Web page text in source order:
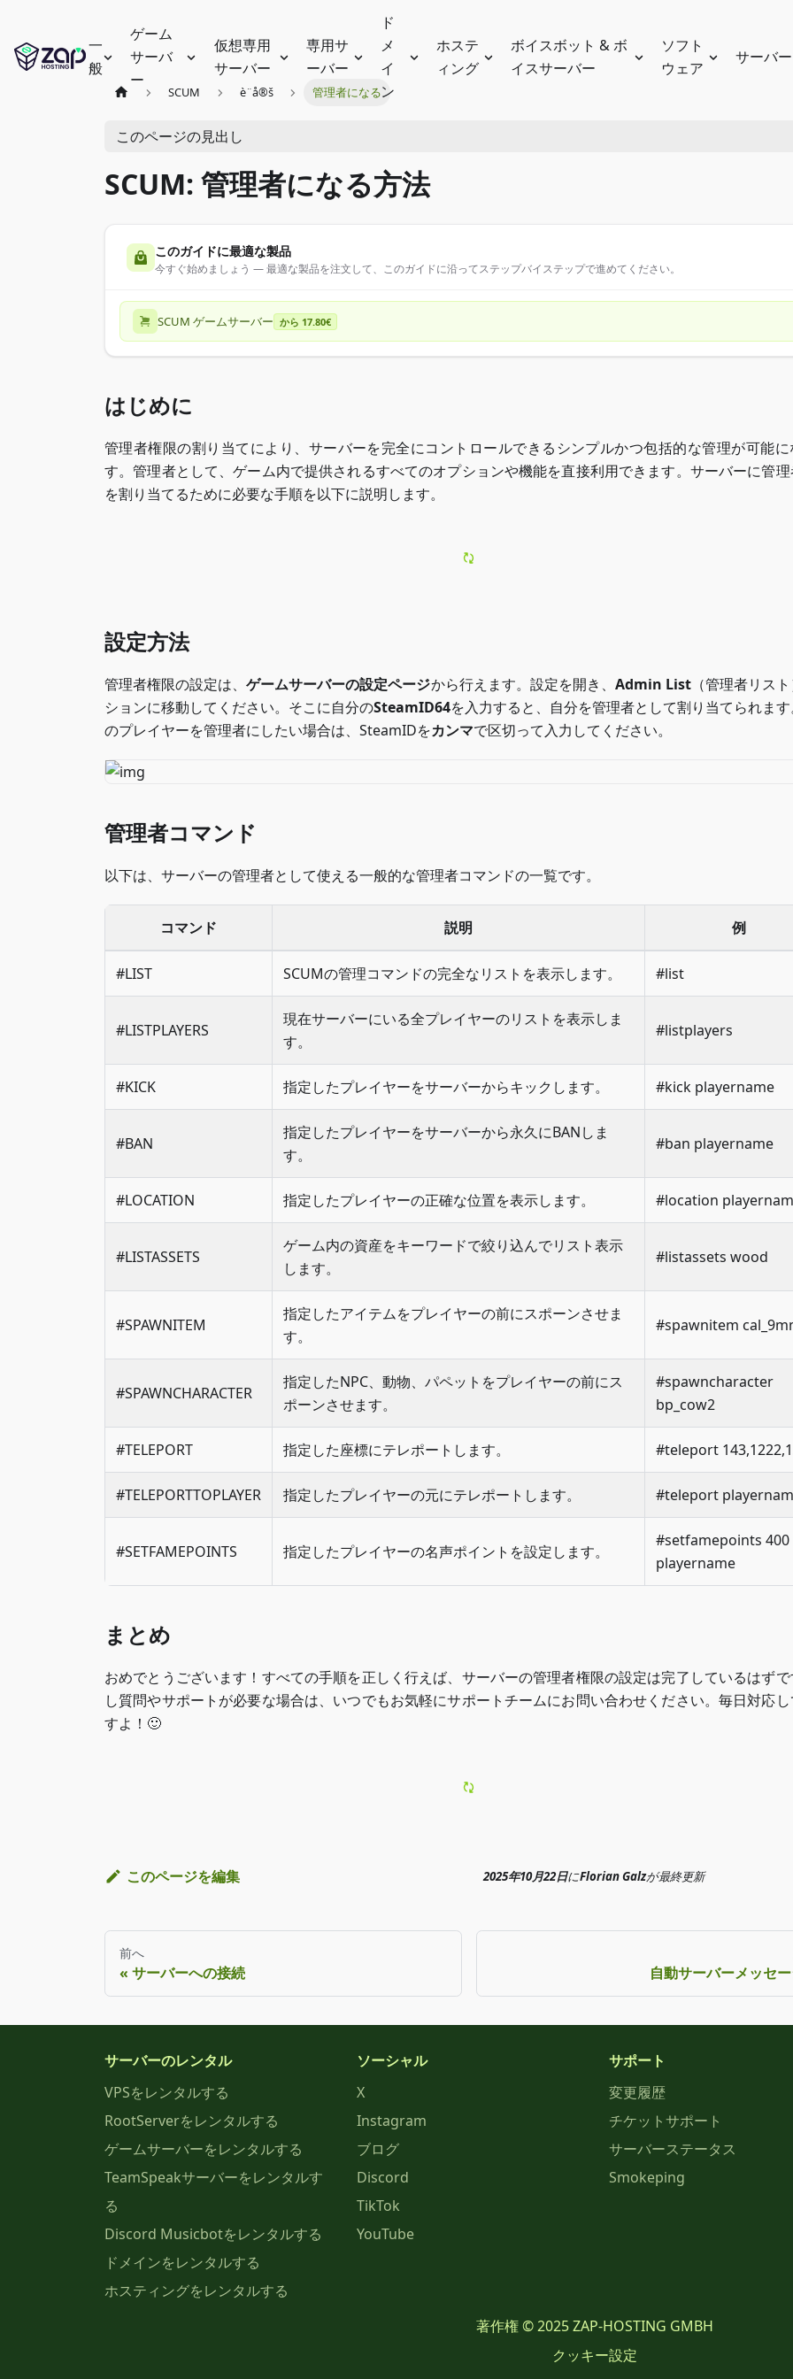
一
般
ゲーム
サーバ
ー
仮想専用
サーバー
専用サ
ーバー
ド
メ
イ
ン
ホステ
ィング
ボイスボット & ボ
イスサーバー
ソフト
ウェア
サーバ
SCUM è¨­å®š 管理者になる
このページの見出し
SCUM: 管理者になる方法
このガイドに最適な製品
今すぐ始めましょう — 最適な製品を注文して、このガイドに沿ってステップバイステップで進めてください。
SCUM ゲームサーバー から 17.80€
はじめに
管理者権限の割り当てにより、サーバーを完全にコントロールできるシンプルかつ包括的な管理が可能に
す。管理者として、ゲーム内で提供されるすべてのオプションや機能を直接利用できます。サーバーに管
を割り当てるために必要な手順を以下に説明します。
設定方法
管理者権限の設定は、ゲームサーバーの設定ページから行えます。設定を開き、 Admin List（管理者リス
ションに移動してください。そこに自分のSteamID64を入力すると、自分を管理者として割り当てられま
のプレイヤーを管理者にしたい場合は、SteamIDをカンマで区切って入力してください。
管理者コマンド
以下は、サーバーの管理者として使える一般的な管理者コマンドの一覧です。
コマンド 説明 例
#LIST SCUMの管理コマンドの完全なリストを表示します。 #list
#LISTPLAYERS
現在サーバーにいる全プレイヤーのリストを表示しま
す。
#listplayers
#KICK 指定したプレイヤーをサーバーからキックします。 #kick playername
#BAN
指定したプレイヤーをサーバーから永久にBANしま
す。
#ban playername
#LOCATION 指定したプレイヤーの正確な位置を表示します。 #location
#LISTASSETS
ゲーム内の資産をキーワードで絞り込んでリスト表示
します。
#listassets wood
#SPAWNITEM
指定したアイテムをプレイヤーの前にスポーンさせま
す。
#spawnitem
#SPAWNCHARACTER
指定したNPC、動物、パペットをプレイヤーの前にス
ポーンさせます。
#spawncharacter
bp_cow2
#TELEPORT 指定した座標にテレポートします。 #teleport
#TELEPORTTOPLAYER 指定したプレイヤーの元にテレポートします。 #teleport
#SETFAMEPOINTS 指定したプレイヤーの名声ポイントを設定します。
#setfamepoints 400
playername
まとめ
おめでとうございます！すべての手順を正しく行えば、サーバーの管理者権限の設定は完了しているはずで
し質問やサポートが必要な場合は、いつでもお気軽にサポートチームにお問い合わせください。毎日対応し
すよ！🙂
このページを編集 2025年10月22日にFlorian Galzが最終更新
前へ
サーバーへの接続 自動サーバーメッセ
サーバーのレンタル
VPSをレンタルする
RootServerをレンタルする
ゲームサーバーをレンタルする
TeamSpeakサーバーをレンタルす
る
Discord Musicbotをレンタルする
ドメインをレンタルする
ホスティングをレンタルする
ソーシャル
X
Instagram
ブログ
Discord
TikTok
YouTube
サポート
変更履歴
チケットサポート
サーバーステータス
Smokeping
著作権 © 2025 ZAP-HOSTING GMBH
クッキー設定